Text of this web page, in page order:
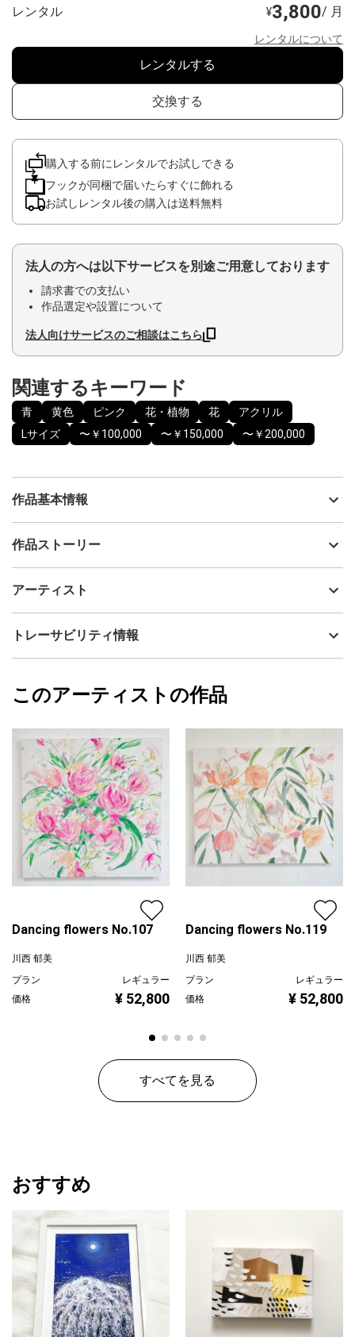
レンタル ¥3,800/ 月
レンタルについて
レンタルする
交換する
購入する前にレンタルでお試しできる
フックが同梱で届いたらすぐに飾れる
お試しレンタル後の購入は送料無料
法人の方へは以下サービスを別途ご用意しております
請求書での支払い
作品選定や設置について
法人向けサービスのご相談はこちら
関連するキーワード
青 黄色 ピンク 花・植物 花
アクリル
Lサイズ
〜￥100,000 〜￥150,000 〜￥200,000
作品基本情報
出品者
制作年
技法
アクリル
カラー
青
ピンク
ジャンル
花・植物
配送目安
二週間以内
作品ストーリー
flowers』シリーズ。
水彩・アクリル用のキャンバスを使っており、普通のキャンバス
になっているのが特徴です。
ラメの入った絵の具なども使って、見ていて飽きない工夫をして
います。作品が届いたら、ぜひ近くでマテリアルの違いもじっく
り見てみてください。
アーティスト
川西 郁美
フォローする
トレーサビリティ情報
川西 郁美
このアーティストの作品
Dancing flowers No.107
川西 郁美
プラン
レギュラー
価格
¥ 52,800
Dancing flowers No.119
川西 郁美
プラン
レギュラー
価格
¥ 52,800
すべてを見る
おすすめ